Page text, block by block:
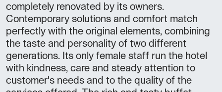
completely renovated by its owners.
Contemporary solutions and comfort match
perfectly with the original elements, combining
the taste and personality of two different
generations. Its only female staff run the hotel
with kindness, care and steady attention to
customer's needs and to the quality of the